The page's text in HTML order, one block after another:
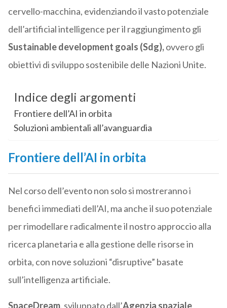
cervello-macchina, evidenziando il vasto potenziale
dell’artificial intelligence per il raggiungimento gli
Sustainable development goals (Sdg),ovvero gli
obiettivi di sviluppo sostenibile delle Nazioni Unite.
Indice degli argomenti
Frontiere dell’AI in orbita
Soluzioni ambientali all’avanguardia
Frontiere dell’AI in orbita
Nel corso dell’evento non solo si mostreranno i
benefici immediati dell’AI, ma anche il suo potenziale
per rimodellare radicalmente il nostro approccio alla
ricerca planetaria e alla gestione delle risorse in
orbita, con nove soluzioni “disruptive” basate
sull’intelligenza artificiale.
SpaceDream, sviluppato dall’Agenzia spaziale